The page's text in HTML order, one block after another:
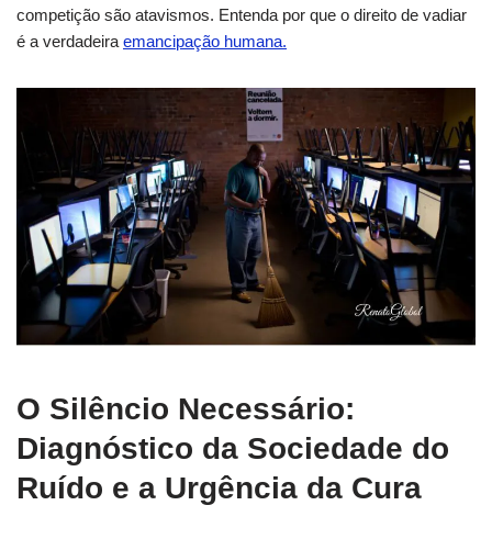
competição são atavismos. Entenda por que o direito de vadiar
é a verdadeira emancipação humana.
O Silêncio Necessário:
Diagnóstico da Sociedade do
Ruído e a Urgência da Cura